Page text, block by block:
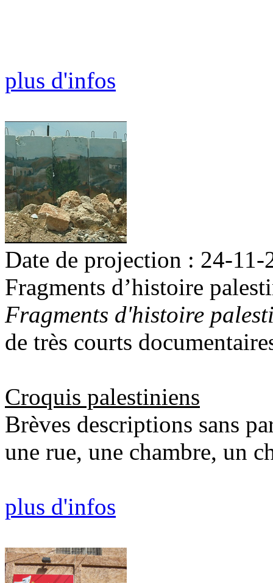
plus d'infos
Date de projection : 24-
Fragments d’histoire
Fragments d'histoire
de très courts
Croquis palestiniens
Brèves descriptions sans
une rue, une chambre, un
plus d'infos